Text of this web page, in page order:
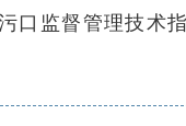
口监督管理技术